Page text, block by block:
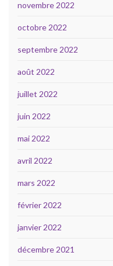
novembre 2022
octobre 2022
septembre 2022
août 2022
juillet 2022
juin 2022
mai 2022
avril 2022
mars 2022
février 2022
janvier 2022
décembre 2021